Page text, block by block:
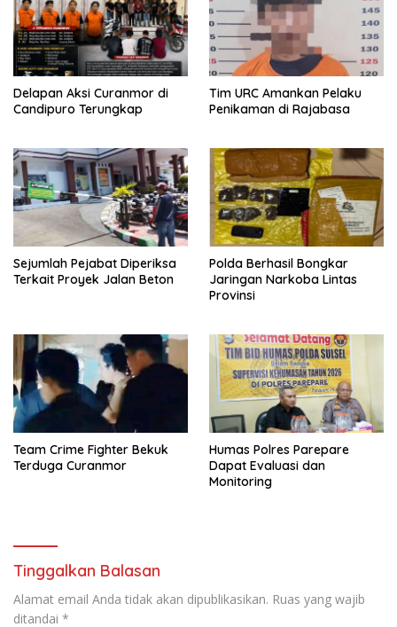
Delapan Aksi Curanmor di
Candipuro Terungkap
Tim URC Amankan Pelaku
Penikaman di Rajabasa
Sejumlah Pejabat Diperiksa
Terkait Proyek Jalan Beton
Polda Berhasil Bongkar
Jaringan Narkoba Lintas
Provinsi
Team Crime Fighter Bekuk
Terduga Curanmor
Humas Polres Parepare
Dapat Evaluasi dan
Monitoring
Tinggalkan Balasan
Alamat email Anda tidak akan dipublikasikan. Ruas yang wajib
ditandai *